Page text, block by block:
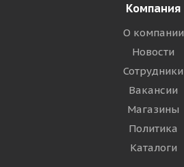
Компания
О компании
Новости
Сотрудники
Вакансии
Магазины
Политика
Каталоги